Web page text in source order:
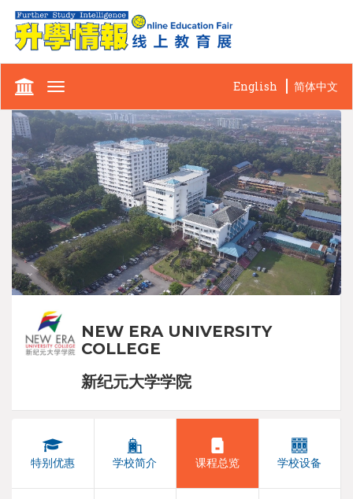
Toggle
English 简体中文
NEW ERA UNIVERSITY
COLLEGE
新纪元大学学院
特别优惠 学校简介 课程总览 学校设备